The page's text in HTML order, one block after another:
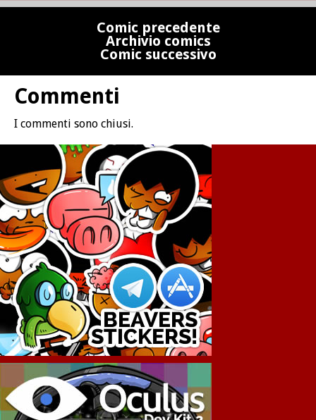
Comic precedente
Archivio comics
Comic successivo
Commenti
I commenti sono chiusi.